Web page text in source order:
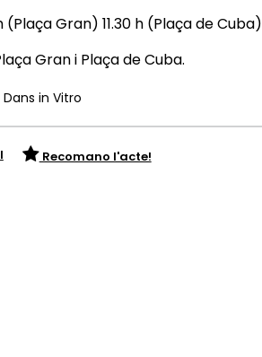
(Plaça Gran) 11.30 h (Plaça de Cuba)
Gran i Plaça de Cuba.
in Vitro
Recomano l'acte!